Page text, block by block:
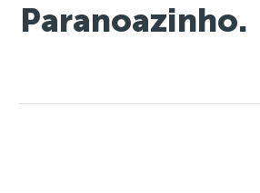
Paranoazinho.